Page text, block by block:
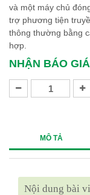
và một máy chủ
trợ phương tiện
thông thường bằng
hợp.
NHẬN BÁO GIÁ
MÔ TẢ
Nội dung bài